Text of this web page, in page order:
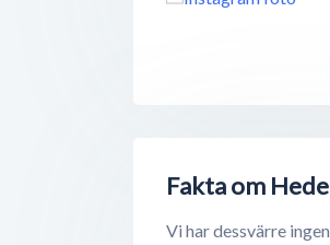
Fakta om
Vi har dessvärre